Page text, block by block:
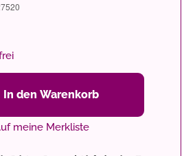
In den Warenkorb
meine Merkliste